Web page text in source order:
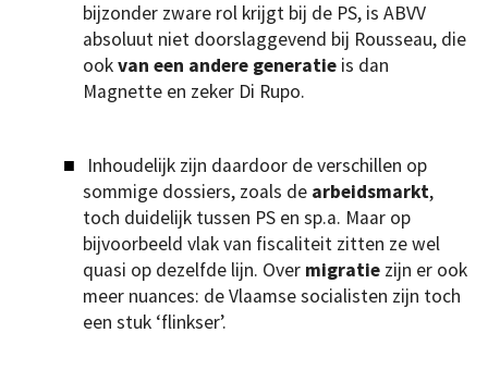
bijzonder zware rol krijgt bij de PS, is ABVV
absoluut niet doorslaggevend bij Rousseau, die
ookvan een andere generatie is dan
Magnette en zeker Di Rupo.
Inhoudelijk zijn daardoor de verschillen op
sommige dossiers, zoals de arbeidsmarkt,
toch duidelijk tussen PS en sp.a. Maar op
bijvoorbeeld vlak van fiscaliteit zitten ze wel
quasi op dezelfde lijn. Over migratie zijn er ook
meer nuances: de Vlaamse socialisten zijn toch
een stuk ‘flinkser’.